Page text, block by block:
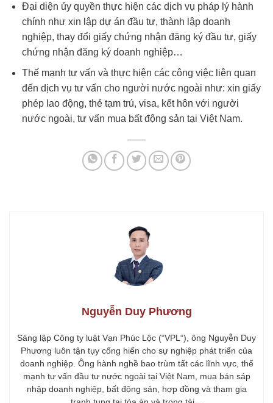
Đại diện ủy quyền thực hiện các dịch vụ pháp lý hành
chính như xin lập dự án đầu tư, thành lập doanh
nghiệp, thay đổi giấy chứng nhận đăng ký đầu tư, giấy
chứng nhận đăng ký doanh nghiệp…
Thế mạnh tư vấn và thực hiện các công việc liên quan
đến dịch vụ tư vấn cho người nước ngoài như: xin giấy
phép lao động, thẻ tạm trú, visa, kết hôn với người
nước ngoài, tư vấn mua bất động sản tại Việt Nam.
Nguyễn Duy Phương
Sáng lập Công ty luật Vạn Phúc Lộc (“VPL“), ông Nguyễn Duy
Phương luôn tận tụy cống hiến cho sự nghiệp phát triển của
doanh nghiệp. Ông hành nghề bao trùm tất các lĩnh vực, thế
mạnh tư vấn đầu tư nước ngoài tại Việt Nam, mua bán sáp
nhập doanh nghiệp, bất động sản, hợp đồng và tham gia